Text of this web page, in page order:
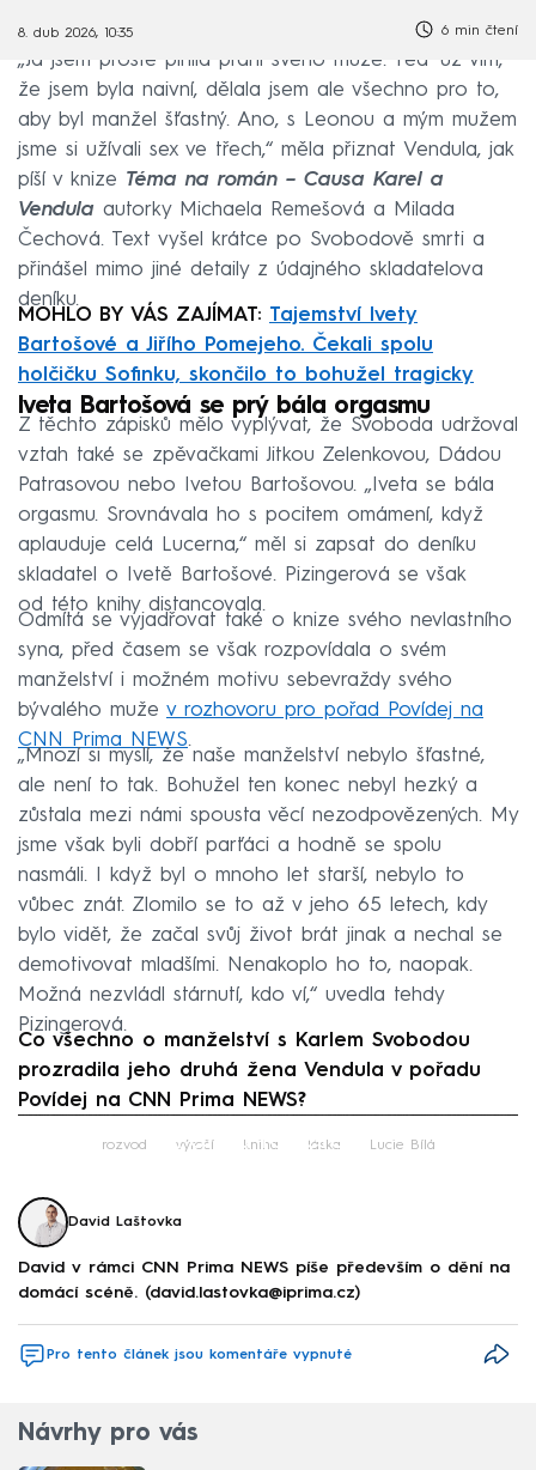
8. dub 2026, 10:35 6 min čtení
„Já jsem prostě plnila přání svého muže. Teď už vím,
že jsem byla naivní, dělala jsem ale všechno pro to,
aby byl manžel šťastný. Ano, s Leonou a mým mužem
jsme si užívali sex ve třech,“ měla přiznat Vendula, jak
píší v knize Téma na román – Causa Karel a
Vendula autorky Michaela Remešová a Milada
Čechová. Text vyšel krátce po Svobodově smrti a
přinášel mimo jiné detaily z údajného skladatelova
deníku.
MOHLO BY VÁS ZAJÍMAT: Tajemství Ivety
Bartošové a Jiřího Pomejeho. Čekali spolu
holčičku Sofinku, skončilo to bohužel tragicky
Iveta Bartošová se prý bála orgasmu
Z těchto zápisků mělo vyplývat, že Svoboda udržoval
vztah také se zpěvačkami Jitkou Zelenkovou, Dádou
Patrasovou nebo Ivetou Bartošovou. „Iveta se bála
orgasmu. Srovnávala ho s pocitem omámení, když
aplauduje celá Lucerna,“ měl si zapsat do deníku
skladatel o Ivetě Bartošové. Pizingerová se však
od této knihy distancovala.
Odmítá se vyjadřovat také o knize svého nevlastního
syna, před časem se však rozpovídala o svém
manželství i možném motivu sebevraždy svého
bývalého muže v rozhovoru pro pořad Povídej na
CNN Prima NEWS.
„Mnozí si myslí, že naše manželství nebylo šťastné,
ale není to tak. Bohužel ten konec nebyl hezký a
zůstala mezi námi spousta věcí nezodpovězených. My
jsme však byli dobří parťáci a hodně se spolu
nasmáli. I když byl o mnoho let starší, nebylo to
vůbec znát. Zlomilo se to až v jeho 65 letech, kdy
bylo vidět, že začal svůj život brát jinak a nechal se
demotivovat mladšími. Nenakoplo ho to, naopak.
Možná nezvládl stárnutí, kdo ví,“ uvedla tehdy
Pizingerová.
Co všechno o manželství s Karlem Svobodou
prozradila jeho druhá žena Vendula v pořadu
Povídej na CNN Prima NEWS?
Failed to fetch
rozvod výročí kniha láska Lucie Bílá
David Laštovka
David v rámci CNN Prima NEWS píše především o dění na
domácí scéně. (david.lastovka@iprima.cz)
Pro tento článek jsou komentáře vypnuté
Návrhy pro vás